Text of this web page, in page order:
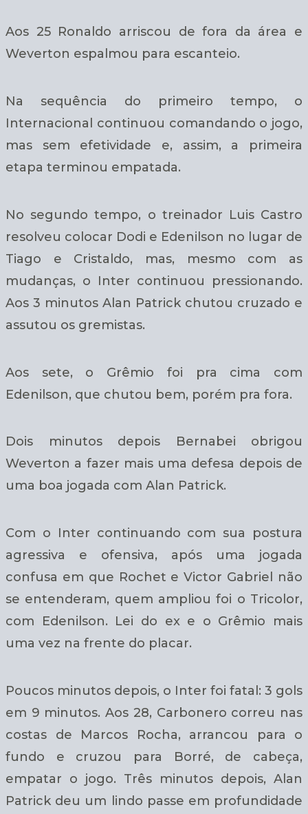
Aos 25 Ronaldo arriscou de fora da área e
Weverton espalmou para escanteio.
Na sequência do primeiro tempo, o
Internacional continuou comandando o jogo,
mas sem efetividade e, assim, a primeira
etapa terminou empatada.
No segundo tempo, o treinador Luis Castro
resolveu colocar Dodi e Edenilson no lugar de
Tiago e Cristaldo, mas, mesmo com as
mudanças, o Inter continuou pressionando.
Aos 3 minutos Alan Patrick chutou cruzado e
assutou os gremistas.
Aos sete, o Grêmio foi pra cima com
Edenilson, que chutou bem, porém pra fora.
Dois minutos depois Bernabei obrigou
Weverton a fazer mais uma defesa depois de
uma boa jogada com Alan Patrick.
Com o Inter continuando com sua postura
agressiva e ofensiva, após uma jogada
confusa em que Rochet e Victor Gabriel não
se entenderam, quem ampliou foi o Tricolor,
com Edenilson. Lei do ex e o Grêmio mais
uma vez na frente do placar.
Poucos minutos depois, o Inter foi fatal: 3 gols
em 9 minutos. Aos 28, Carbonero correu nas
costas de Marcos Rocha, arrancou para o
fundo e cruzou para Borré, de cabeça,
empatar o jogo. Três minutos depois, Alan
Patrick deu um lindo passe em profundidade